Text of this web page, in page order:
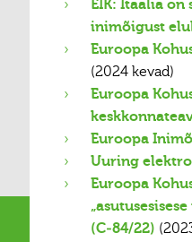
EIK: Itaalia
inimõigust
Euroopa
(2024 kevad)
Euroopa
Euroopa
Uuring
Euroopa
(C‑84/22)